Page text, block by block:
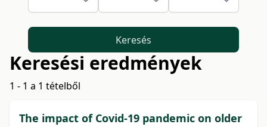
Keresés
Keresési eredmények
1 - 1 a 1 tételből
The impact of Covid-19 pandemic on older